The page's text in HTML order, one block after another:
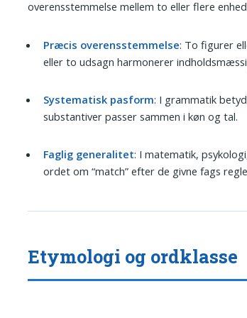
overensstemmelse mellem to eller flere
Præcis overensstemmelse: To figurer
eller to udsagn harmonerer
Systematisk pasform: I grammatik
substantiver passer sammen i køn og tal.
Faglig generalitet: I matematik,
ordet om “match” efter de givne fags
Etymologi og ordklasse